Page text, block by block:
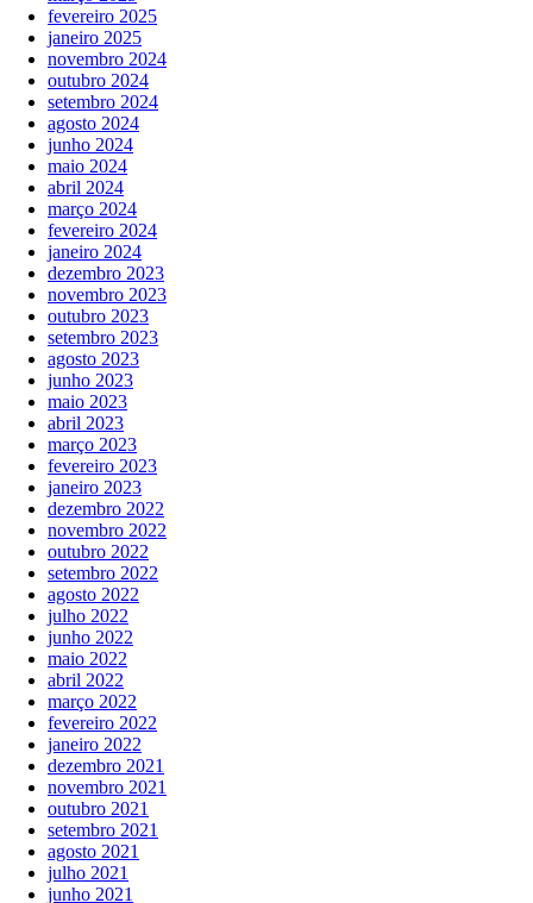
fevereiro 2025
janeiro 2025
novembro 2024
outubro 2024
setembro 2024
agosto 2024
junho 2024
maio 2024
abril 2024
março 2024
fevereiro 2024
janeiro 2024
dezembro 2023
novembro 2023
outubro 2023
setembro 2023
agosto 2023
junho 2023
maio 2023
abril 2023
março 2023
fevereiro 2023
janeiro 2023
dezembro 2022
novembro 2022
outubro 2022
setembro 2022
agosto 2022
julho 2022
junho 2022
maio 2022
abril 2022
março 2022
fevereiro 2022
janeiro 2022
dezembro 2021
novembro 2021
outubro 2021
setembro 2021
agosto 2021
julho 2021
junho 2021